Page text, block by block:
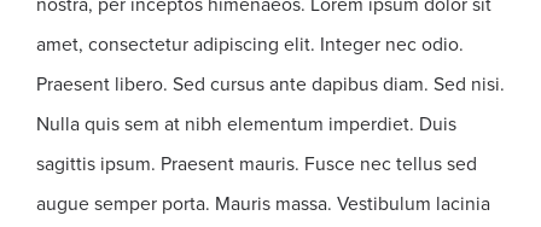
amet, consectetur adipiscing elit. Integer nec odio.
Praesent libero. Sed cursus ante dapibus diam. Sed nisi.
Nulla quis sem at nibh elementum imperdiet. Duis
sagittis ipsum. Praesent mauris. Fusce nec tellus sed
augue semper porta. Mauris massa. Vestibulum lacinia